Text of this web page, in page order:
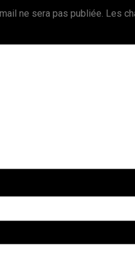
ne sera pas publiée. Les